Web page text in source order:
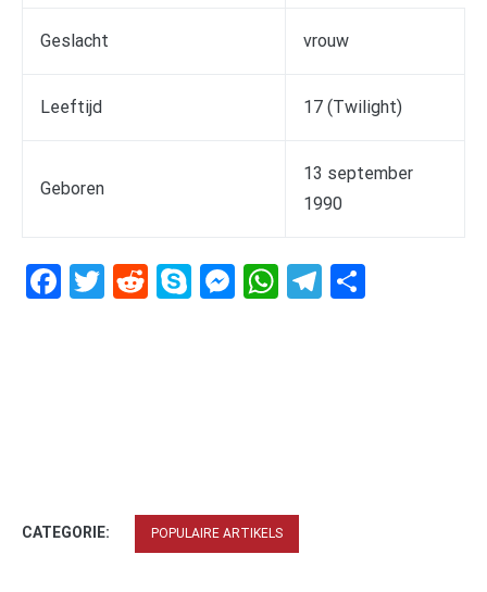
Geslacht vrouw
Leeftijd 17 (Twilight)
Geboren
13 september
1990
Facebook
Twitter
RedditSkypeMessenger
WhatsApp
Telegram
CATEGORIE: POPULAIRE ARTIKELS